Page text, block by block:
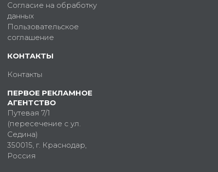
Согласие на обработку
данных
Пользовательское
соглашение
КОНТАКТЫ
Контакты
ПЕРВОЕ РЕКЛАМНОЕ
АГЕНТСТВО
Путевая 7/1
(пересечение с ул.
Седина)
350015, г. Краснодар,
Россия